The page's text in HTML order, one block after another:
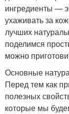
ингредиенты —
ухаживать за
лучших
поделимся
можно
Основные
Перед тем как
полезных
которые мы